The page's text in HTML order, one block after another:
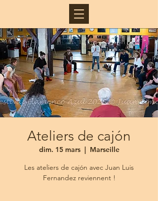
Ateliers de cajón
dim. 15 mars
  |
Marseille
Les ateliers de cajón avec Juan Luis
Fernandez reviennent !